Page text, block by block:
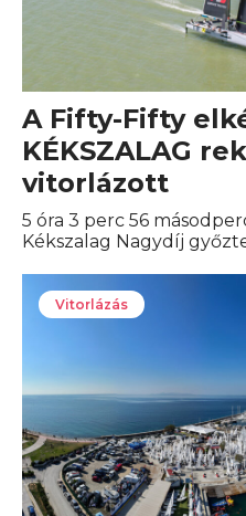
A Fifty-Fifty
KÉKSZALAG
vitorlázott
5 óra 3 perc 56
Kékszalag Nagydíj
Vitorlázás